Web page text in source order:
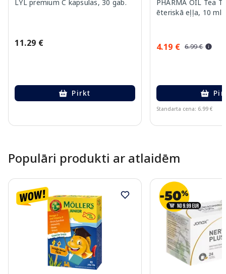
LYL premium C kapsulas, 30 gab.
11.29 €
Pirkt
PHARMA OIL Tea
ēteriskā eļļa, 10 ml
4.19 € 6.99 €
Standarta cena: 6.99 €
Populāri produkti ar atlaidēm